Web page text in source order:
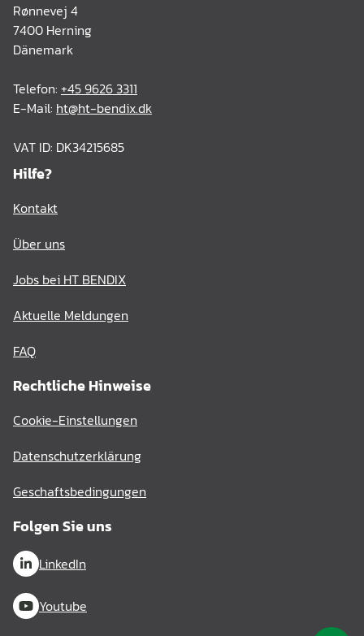
Rønnevej 4
7400 Herning
Dänemark
Telefon: +45 9626 3311
E-Mail: ht@ht-bendix.dk
VAT ID: DK34215685
Hilfe?
Kontakt
Über uns
Jobs bei HT BENDIX
Aktuelle Meldungen
FAQ
Rechtliche Hinweise
Cookie-Einstellungen
Datenschutzerklärung
Geschaftsbedingungen
Folgen Sie uns
LinkedIn
Youtube